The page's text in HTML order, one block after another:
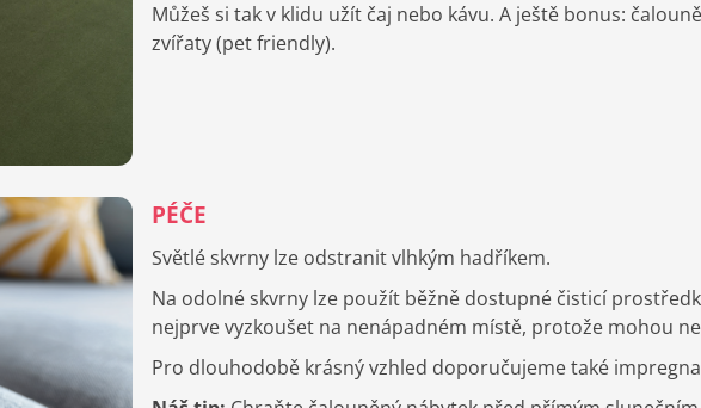
Můžeš si tak v klidu užít čaj nebo kávu. A ještě bonus:
zvířaty (pet friendly).
PÉČE
Světlé skvrny lze odstranit vlhkým hadříkem.
Na odolné skvrny lze použít běžně dostupné čisticí
nejprve vyzkoušet na nenápadném místě, protože mohou
Pro dlouhodobě krásný vzhled doporučujeme také